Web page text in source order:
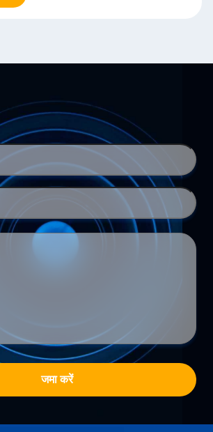
जमा करें